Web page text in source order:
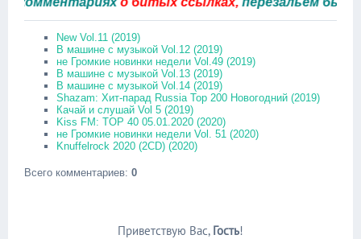
New Vol.11 (2019)
В машине с музыкой Vol.12 (2019)
не Громкие новинки недели Vol.49 (2019)
В машине с музыкой Vol.13 (2019)
В машине с музыкой Vol.14 (2019)
Shazam: Хит-парад Russia Top 200 Новогодний (2019)
Качай и слушай Vol 5 (2019)
Kiss FM: TOP 40 05.01.2020 (2020)
не Громкие новинки недели Vol. 51 (2020)
Knuffelrock 2020 (2CD) (2020)
Всего комментариев: 0
Приветствую Вас, Гость!